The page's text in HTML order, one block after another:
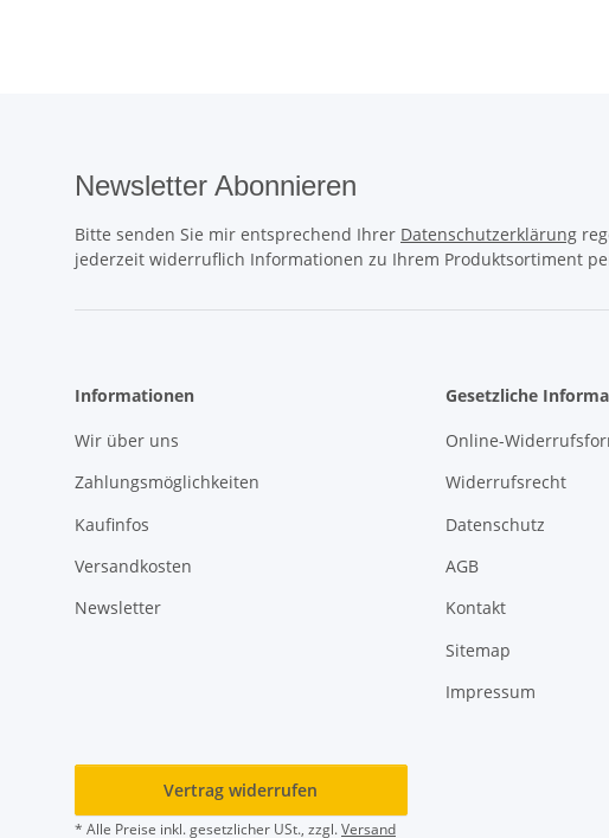
Newsletter Abonnieren
Bitte senden Sie mir entsprechend Ihrer Datenschutzerklärung
jederzeit widerruflich Informationen zu Ihrem Produktsortiment
Informationen
Wir über uns
Zahlungsmöglichkeiten
Kaufinfos
Versandkosten
Newsletter
Gesetzliche
Online-
Widerrufsrecht
Datenschutz
AGB
Kontakt
Sitemap
Impressum
Vertrag widerrufen
* Alle Preise inkl. gesetzlicher USt., zzgl.Versand